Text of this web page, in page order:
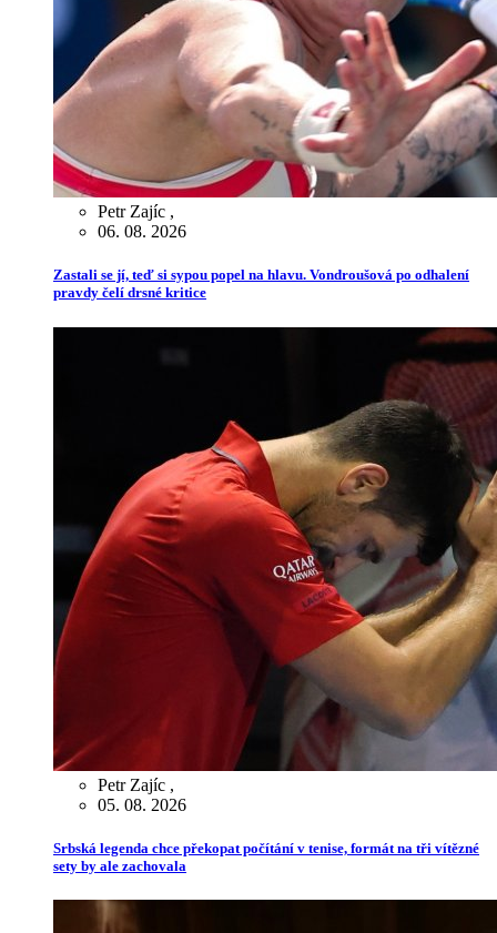
Petr Zajíc ,
06. 08. 2026
Zastali se jí, teď si sypou popel na hlavu. Vondroušová po odhalení
pravdy čelí drsné kritice
Petr Zajíc ,
05. 08. 2026
Srbská legenda chce překopat počítání v tenise, formát na tři vítězné
sety by ale zachovala